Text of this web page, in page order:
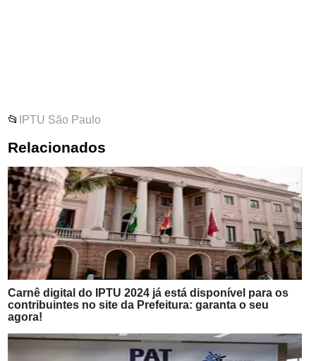
📂 IPTU São Paulo
Relacionados
Carnê digital do IPTU 2024 já está disponível para os
contribuintes no site da Prefeitura: garanta o seu
agora!